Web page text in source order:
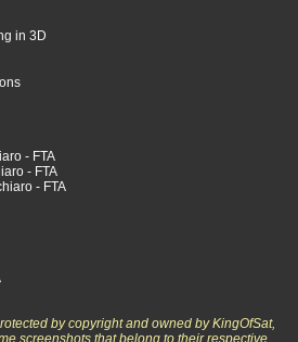
in 3D
- FTA
- FTA
- FTA
by copyright and owned by KingOfSat,